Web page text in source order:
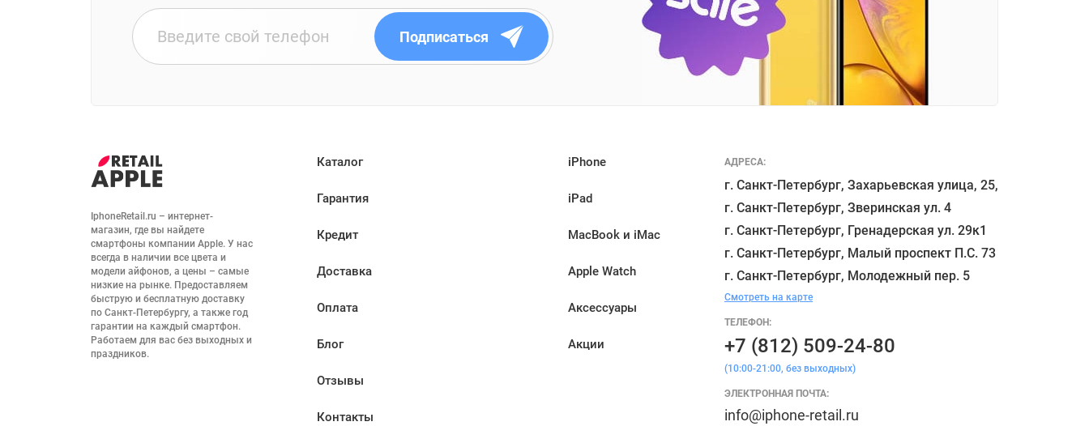
Подписаться
IphoneRetail.ru – интернет-
магазин, где вы найдете
смартфоны компании Apple. У нас
всегда в наличии все цвета и
модели айфонов, а цены – самые
низкие на рынке. Предоставляем
быструю и бесплатную доставку
по Санкт-Петербургу, а также год
гарантии на каждый смартфон.
Работаем для вас без выходных и
праздников.
Каталог
Гарантия
Кредит
Доставка
Оплата
Блог
Отзывы
Контакты
iPhone
iPad
MacBook и iMac
Apple Watch
Аксессуары
Акции
АДРЕСА:
г. Санкт-Петербург, Захарьевская улица, 25,
г. Санкт-Петербург, Зверинская ул. 4
г. Санкт-Петербург, Гренадерская ул. 29к1
г. Санкт-Петербург, Малый проспект П.С. 73
Смотреть на карте
ТЕЛЕФОН:
+7 (812) 509-24-80
(10:00-21:00, без выходных)
ЭЛЕКТРОННАЯ ПОЧТА:
info@iphone-retail.ru